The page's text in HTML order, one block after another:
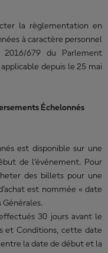
la règlementation en
à caractère personnel
679 du Parlement
depuis le 25 mai
Échelonnés
est disponible sur une
de l’événement. Pour
des billets pour une
est nommée « date
Générales.
30 jours avant le
et Conditions, cette date
la date de début et la